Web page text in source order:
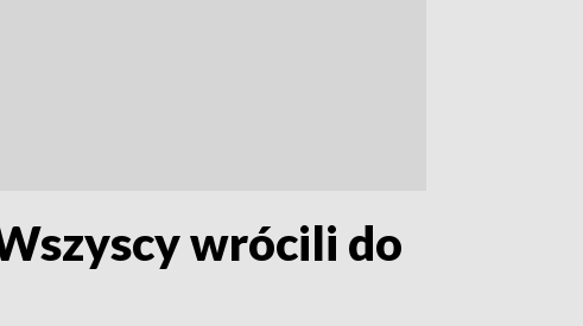
wrócili do